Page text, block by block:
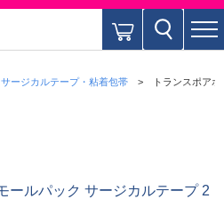
サージカルテープ・粘着包帯 トランスポア
ールパック サージカルテープ 2